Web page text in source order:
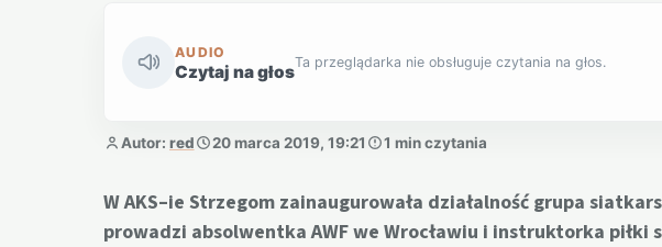
AUDIO
Czytaj na głosTa przeglądarka nie obsługuje czytania na głos.
Autor: red 20 marca 2019, 19:21 1 min czytania
W AKS–ie Strzegom zainaugurowała działalność grupa
prowadzi absolwentka AWF we Wrocławiu i instruktorka piłki